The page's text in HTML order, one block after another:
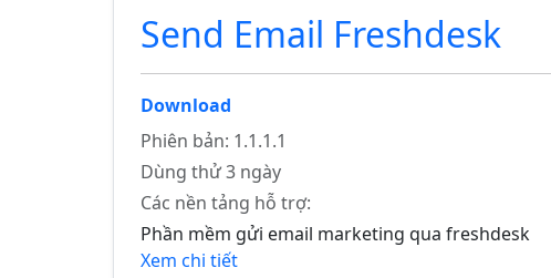
Send Email Freshdesk
Download
Phiên bản: 1.1.1.1
Dùng thử 3 ngày
Các nền tảng hỗ trợ:
Phần mềm gửi email marketing qua freshdesk
Xem chi tiết